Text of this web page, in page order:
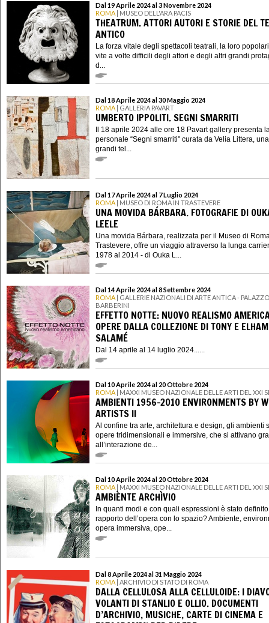
Dal 19 Aprile 2024 al 3 Novembre 2024
ROMA | MUSEO DELL'ARA PACIS
THEATRUM. ATTORI AUTORI E STORIE DEL
ANTICO
La forza vitale degli spettacoli teatrali, la loro
vite a volte difficili degli attori e degli altri grandi
d...
Dal 18 Aprile 2024 al 30 Maggio 2024
ROMA | GALLERIA PAVART
UMBERTO IPPOLITI. SEGNI SMARRITI
Il 18 aprile 2024 alle ore 18 Pavart gallery presenta
personale “Segni smarriti" curata da Velia Littera,
grandi tel...
Dal 17 Aprile 2024 al 7 Luglio 2024
ROMA | MUSEO DI ROMA IN TRASTEVERE
UNA MOVIDA BÁRBARA. FOTOGRAFIE DI
LEELE
Una movida Bárbara, realizzata per il Museo di
Trastevere, offre un viaggio attraverso la lunga
1978 al 2014 - di Ouka L...
Dal 14 Aprile 2024 al 8 Settembre 2024
ROMA | GALLERIE NAZIONALI DI ARTE ANTICA - PALAZZO
BARBERINI
EFFETTO NOTTE: NUOVO REALISMO
OPERE DALLA COLLEZIONE DI TONY E ELHAM
SALAMÉ
Dal 14 aprile al 14 luglio 2024......
Dal 10 Aprile 2024 al 20 Ottobre 2024
ROMA | MAXXI MUSEO NAZIONALE DELLE ARTI DEL XXI
AMBIENTI 1956-2010 ENVIRONMENTS BY
ARTISTS II
Al confine tra arte, architettura e design, gli ambienti
opere tridimensionali e immersive, che si attivano
all’interazione de...
Dal 10 Aprile 2024 al 20 Ottobre 2024
ROMA | MAXXI MUSEO NAZIONALE DELLE ARTI DEL XXI
AMBIÈNTE ARCHÌVIO
In quanti modi e con quali espressioni è stato
rapporto dell’opera con lo spazio? Ambiente,
opera immersiva, ope...
Dal 8 Aprile 2024 al 31 Maggio 2024
ROMA | ARCHIVIO DI STATO DI ROMA
DALLA CELLULOSA ALLA CELLULOIDE: I
VOLANTI DI STANLIO E OLLIO. DOCUMENTI
D’ARCHIVIO, MUSICHE, CARTE DI CINEMA E